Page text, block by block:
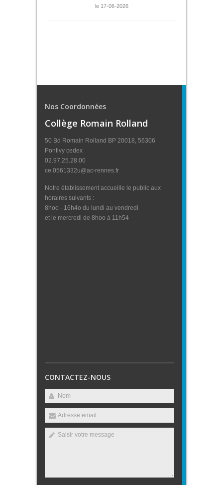
le 17-06-2026
Nos Coordonnées
Collège Romain Rolland
50 Bd Romain Rolland BP 20018, 56306
Pontivy cedex
02.97.25.28.00
ce.0561332u@ac-rennes.fr
Notre établissement accueille le public aux
horaires suivants :
8hoo - 16h4o du lundi au vendredi
et le mercredi de 8hoo à 11h54
CONTACTEZ-NOUS